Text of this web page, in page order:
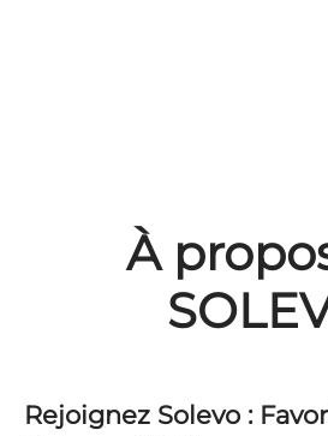
À
Rejoignez Solevo :